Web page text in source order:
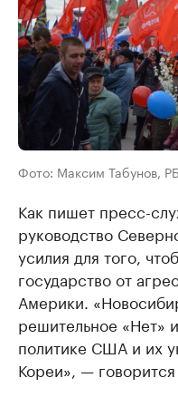
Фото: Максим Табунов,
Как пишет пресс-
руководство
усилия для того,
государство от
Америки.
решительное «Нет»
политике США и их
Кореи», —